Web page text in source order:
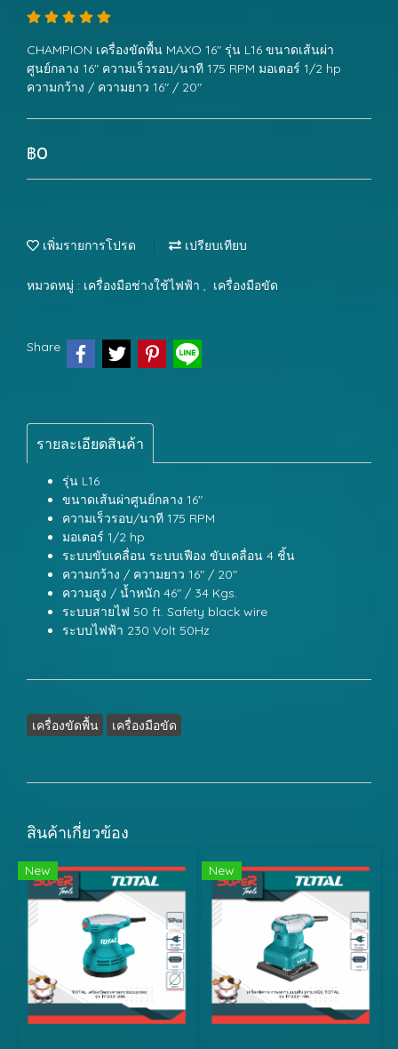
CHAMPION เครื่องขัดพื้น MAXO 16" รุ่น L16 ขนาดเส้นผ่า
ศูนย์กลาง 16" ความเร็วรอบ/นาที 175 RPM มอเตอร์ 1/2 hp
ความกว้าง / ความยาว 16" / 20"
฿0
เพิ่มรายการโปรด เปรียบเทียบ
หมวดหมู่ : เครื่องมือช่างใช้ไฟฟ้า , เครื่องมือขัด
Share
รายละเอียดสินค้า
รุ่น L16
ขนาดเส้นผ่าศูนย์กลาง 16"
ความเร็วรอบ/นาที 175 RPM
มอเตอร์ 1/2 hp
ระบบขับเคลื่อน ระบบเฟือง ขับเคลื่อน 4 ชิ้น
ความกว้าง / ความยาว 16" / 20"
ความสูง / น้ำหนัก 46" / 34 Kgs.
ระบบสายไฟ 50 ft. Safety black wire
ระบบไฟฟ้า 230 Volt 50Hz
เครื่องขัดพื้น เครื่องมือขัด
สินค้าเกี่ยวข้อง
New New